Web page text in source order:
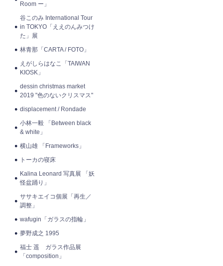
Room ー」
谷このみ International Tour
in TOKYO「ええのんみつけ
た」展
林青那「CARTA / FOTO」
えがしらはなこ「TAIWAN
KIOSK」
dessin christmas market
2019 "色のないクリスマス"
displacement / Rondade
小林一毅 「Between black
& white」
横山雄 「Frameworks」
トーカの寝床
Kalina Leonard 写真展 「妖
怪盆踊り」
ササキエイコ個展「再生／
調整」
wafugin「ガラスの指輪」
夢野成之 1995
福士 遥 ガラス作品展
「composition」